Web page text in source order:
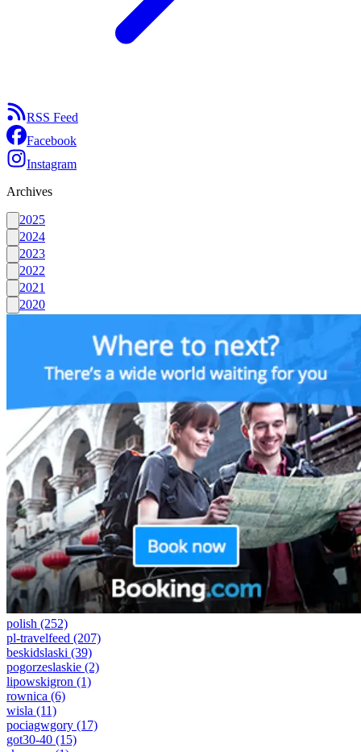
RSS Feed
Facebook
Instagram
Archives
2025
2024
2023
2022
2021
2020
polish (252)
pl-travelfeed (207)
beskidslaski (39)
pogorzeslaskie (2)
lipowskigron (1)
rownica (6)
wisla (11)
pociagwgory (17)
got30-40 (15)